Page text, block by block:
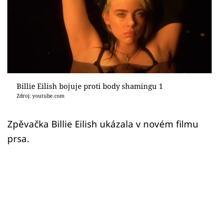
Sex a vztahy
Sledujte prima+
Přihlášení
Sledujte nás
Billie Eilish bojuje proti body shamingu 1
Zdroj: youtube.com
Zpěvačka Billie Eilish ukázala v novém filmu
prsa.